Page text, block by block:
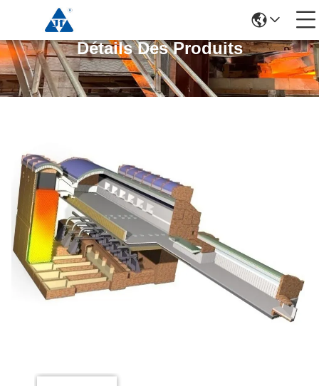
Détails Des Produits